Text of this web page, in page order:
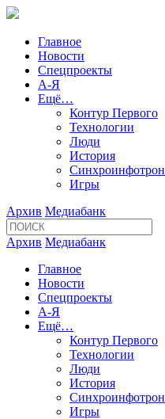
Главное
Новости
Спецпроекты
А-Я
Ещё…
Контур Первого
Технологии
Люди
История
Синхроинфотрон
Игры
Архив Медиабанк
Архив Медиабанк
Главное
Новости
Спецпроекты
А-Я
Ещё…
Контур Первого
Технологии
Люди
История
Синхроинфотрон
Игры